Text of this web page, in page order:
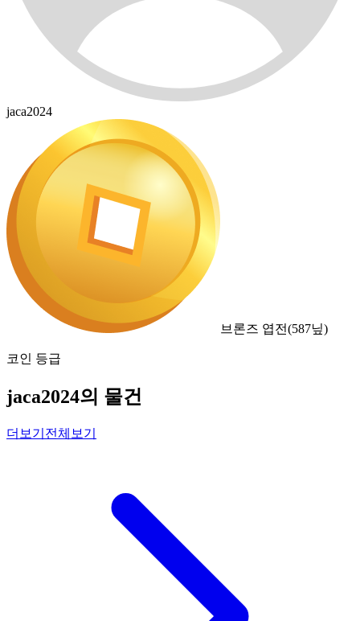
jaca2024
브론즈 엽전(587닢)
코인 등급
jaca2024의 물건
더보기 전체보기